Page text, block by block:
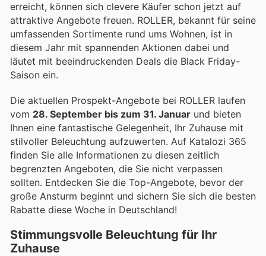
erreicht, können sich clevere Käufer schon jetzt auf
attraktive Angebote freuen. ROLLER, bekannt für seine
umfassenden Sortimente rund ums Wohnen, ist in
diesem Jahr mit spannenden Aktionen dabei und
läutet mit beeindruckenden Deals die Black Friday-
Saison ein.
Die aktuellen Prospekt-Angebote bei ROLLER laufen
vom 28. September bis zum 31. Januar und bieten
Ihnen eine fantastische Gelegenheit, Ihr Zuhause mit
stilvoller Beleuchtung aufzuwerten. Auf Katalozi 365
finden Sie alle Informationen zu diesen zeitlich
begrenzten Angeboten, die Sie nicht verpassen
sollten. Entdecken Sie die Top-Angebote, bevor der
große Ansturm beginnt und sichern Sie sich die besten
Rabatte diese Woche in Deutschland!
Stimmungsvolle Beleuchtung für Ihr
Zuhause